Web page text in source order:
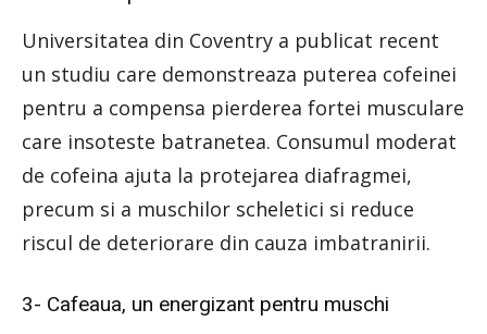
Universitatea din Coventry a publicat recent
un studiu care demonstreaza puterea cofeinei
pentru a compensa pierderea fortei musculare
care insoteste batranetea. Consumul moderat
de cofeina ajuta la protejarea diafragmei,
precum si a muschilor scheletici si reduce
riscul de deteriorare din cauza imbatranirii.
3- Cafeaua, un energizant pentru muschi